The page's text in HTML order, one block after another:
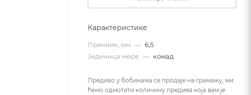
Карактеристике
Пречник, мм — 6,5
Јединица мере — комад
Предиво у бобинама се продаје на грамажу, ми
ћемо одмотати количину предива која вам је